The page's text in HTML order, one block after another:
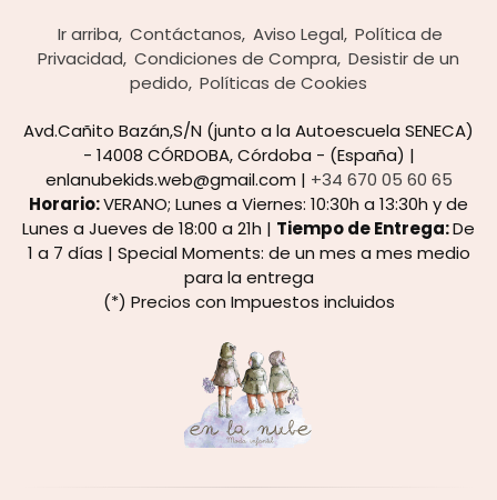
Ir arriba Contáctanos Aviso Legal Política de
Privacidad Condiciones de Compra Desistir de un
pedido Políticas de Cookies
Avd.Cañito Bazán,S/N (junto a la Autoescuela SENECA)
- 14008 CÓRDOBA, Córdoba - (España) |
enlanubekids.web@gmail.com | +34 670 05 60 65
Horario:VERANO; Lunes a Viernes: 10:30h a 13:30h y de
Lunes a Jueves de 18:00 a 21h | Tiempo de Entrega:De
1 a 7 días | Special Moments: de un mes a mes medio
para la entrega
(*) Precios con Impuestos incluidos